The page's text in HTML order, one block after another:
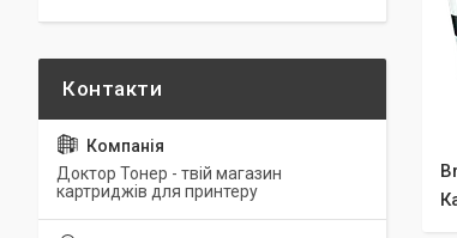
Доктор Тонер - твій магазин
картриджів для принтеру